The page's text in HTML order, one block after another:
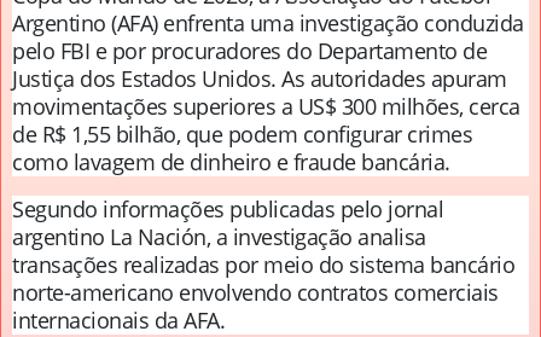
Argentino (AFA) enfrenta uma investigação conduzida
pelo FBI e por procuradores do Departamento de
Justiça dos Estados Unidos. As autoridades apuram
movimentações superiores a US$ 300 milhões, cerca
de R$ 1,55 bilhão, que podem configurar crimes
como lavagem de dinheiro e fraude bancária.
Segundo informações publicadas pelo jornal
argentino La Nación, a investigação analisa
transações realizadas por meio do sistema bancário
norte-americano envolvendo contratos comerciais
internacionais da AFA.